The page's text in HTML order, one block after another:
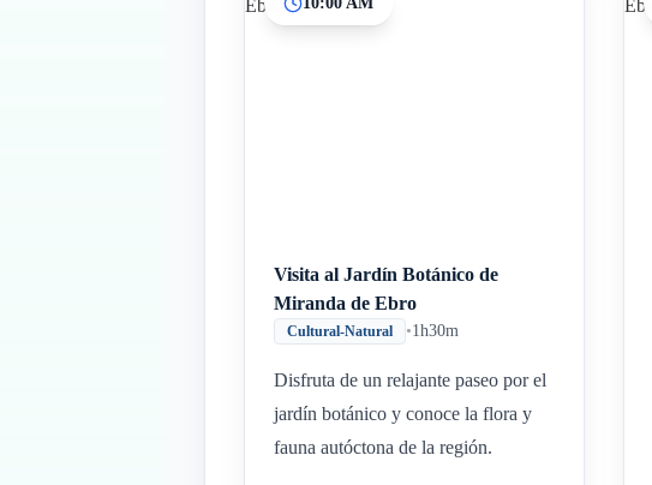
Visita al Jardín Botánico de
Miranda de Ebro
Cultural-Natural •1h30m
Disfruta de un relajante paseo por el
jardín botánico y conoce la flora y
fauna autóctona de la región.